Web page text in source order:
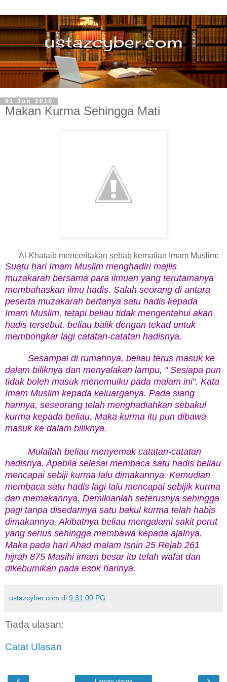
01 Jun 2010
Makan Kurma Sehingga Mati
Al-Khataib menceritakan sebab kematian Imam Muslim:
Suatu hari Imam Muslim menghadiri majlis
muzakarah bersama para ilmuan yang terutamanya
membahaskan ilmu hadis. Salah seorang di antara
peserta muzakarah bertanya satu hadis kepada
Imam Muslim, tetapi beliau tidak mengentahui akan
hadis tersebut. beliau balik dengan tekad untuk
membongkar lagi catatan-catatan hadisnya.
Sesampai di rumahnya, beliau terus masuk ke
dalam biliknya dan menyalakan lampu, " Sesiapa pun
tidak boleh masuk menemuiku pada malam ini". Kata
Imam Muslim kepada keluarganya. Pada siang
harinya, seseorang telah menghadiahkan sebakul
kurma kepada beliau. Maka kurma itu pun dibawa
masuk ke dalam biliknya.
Mulailah beliau menyemak catatan-catatan
hadisnya. Apabila selesai membaca satu hadis beliau
mencapai sebiji kurma lalu dimakannya. Kemudian
membaca satu hadis lagi lalu mencapai sebijik kurma
dan memakannya. Demikianlah seterusnya sehingga
pagi tanpa disedarinya satu bakul kurma telah habis
dimakannya. Akibatnya beliau mengalami sakit perut
yang serius sehingga membawa kepada ajalnya.
Maka pada hari Ahad malam Isnin 25 Rejab 261
hijrah 875 Masihi imam besar itu telah wafat dan
dikebumikan pada esok harinya.
ustazcyber.com di 9:31:00 PG
Tiada ulasan:
Catat Ulasan